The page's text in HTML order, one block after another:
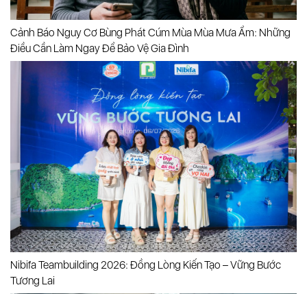
Cảnh Báo Nguy Cơ Bùng Phát Cúm Mùa Mùa Mưa Ẩm: Những
Điều Cần Làm Ngay Để Bảo Vệ Gia Đình
Nibifa Teambuilding 2026: Đồng Lòng Kiến Tạo – Vững Bước
Tương Lai